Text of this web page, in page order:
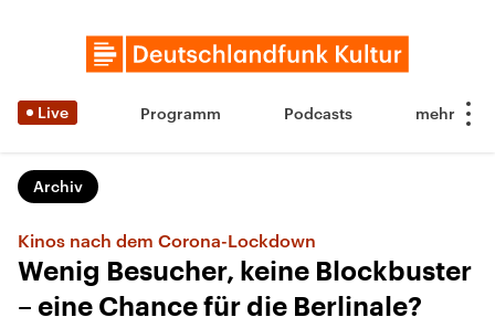
Live Programm Podcasts
Archiv
Kinos nach dem Corona-Lockdown
Wenig Besucher, keine Blockbuster
– eine Chance für die Berlinale?